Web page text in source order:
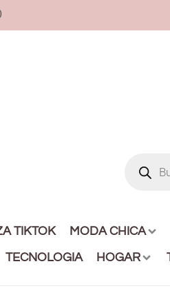
TIKTOK
MODA CHICA
TECNOLOGIA HOGAR